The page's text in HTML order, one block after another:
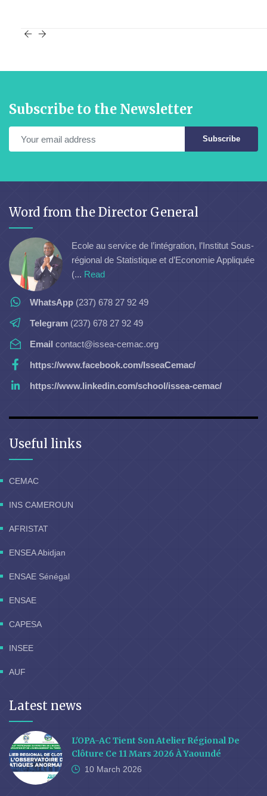
Subscribe to the Newsletter
Subscribe
Word from the Director General
Ecole au service de l’intégration, l’Institut Sous-
régional de Statistique et d’Economie Appliquée
(... Read
WhatsApp (237) 678 27 92 49
Telegram (237) 678 27 92 49
Email contact@issea-cemac.org
https://www.facebook.com/IsseaCemac/
https://www.linkedin.com/school/issea-cemac/
Useful links
CEMAC
INS CAMEROUN
AFRISTAT
ENSEA Abidjan
ENSAE Sénégal
ENSAE
CAPESA
INSEE
AUF
Latest news
L'OPA-AC Tient Son Atelier Régional De
Clôture Ce 11 Mars 2026 À Yaoundé
10 March 2026